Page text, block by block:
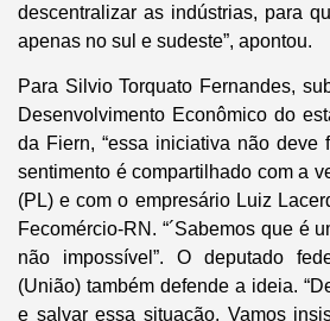
descentralizar as indústrias, para
apenas no sul e sudeste”, apontou.
Para Silvio Torquato Fernandes,
Desenvolvimento Econômico do
da Fiern, “essa iniciativa não deve
sentimento é compartilhado com a
(PL) e com o empresário Luiz
Fecomércio-RN. “´Sabemos que é
não impossível”. O deputado
(União) também defende a ideia.
e salvar essa situação. Vamos